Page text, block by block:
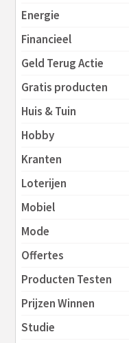
Energie
Financieel
Geld Terug Actie
Gratis producten
Huis & Tuin
Hobby
Kranten
Loterijen
Mobiel
Mode
Offertes
Producten Testen
Prijzen Winnen
Studie